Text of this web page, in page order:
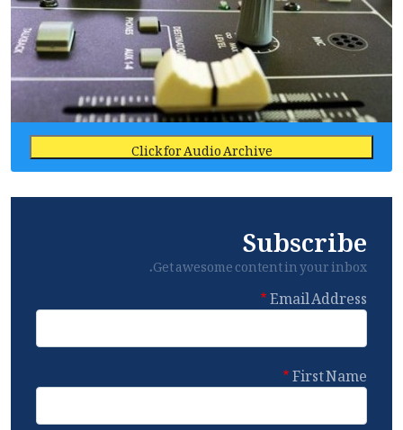
Click for Audio Archive
Subscribe
Get awesome content in your inbox.
Email Address
First Name